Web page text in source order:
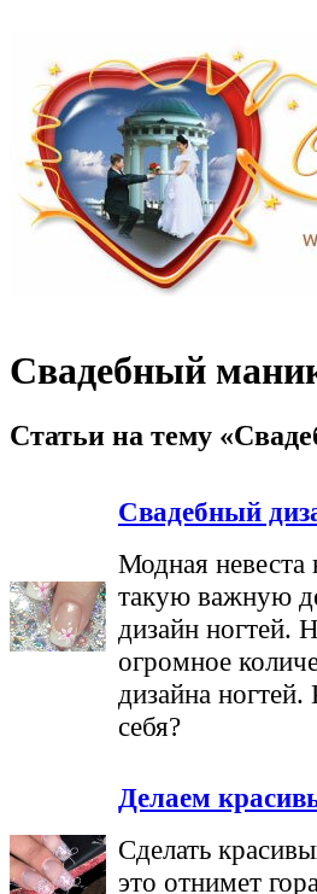
Свадебный
Статьи на тему
Свадебный
Модная невеста
такую важную
дизайн ногтей.
огромное
дизайна
себя?
Делаем
Сделать
это отнимет